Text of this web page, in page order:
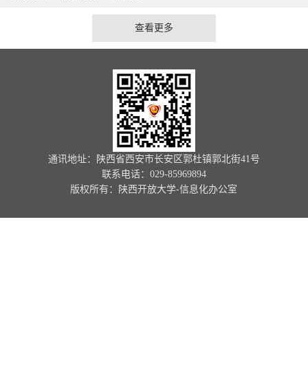
查看更多
通讯地址：陕西省西安市长安区郭杜镇郭北街41号
联系电话：029-85969894
版权所有：陕西开放大学-信息化办公室